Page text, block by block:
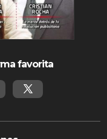
favorita